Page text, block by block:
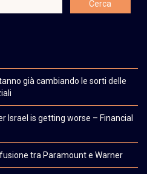
già cambiando le sorti delle
Israel is getting worse – Financial
tra Paramount e Warner